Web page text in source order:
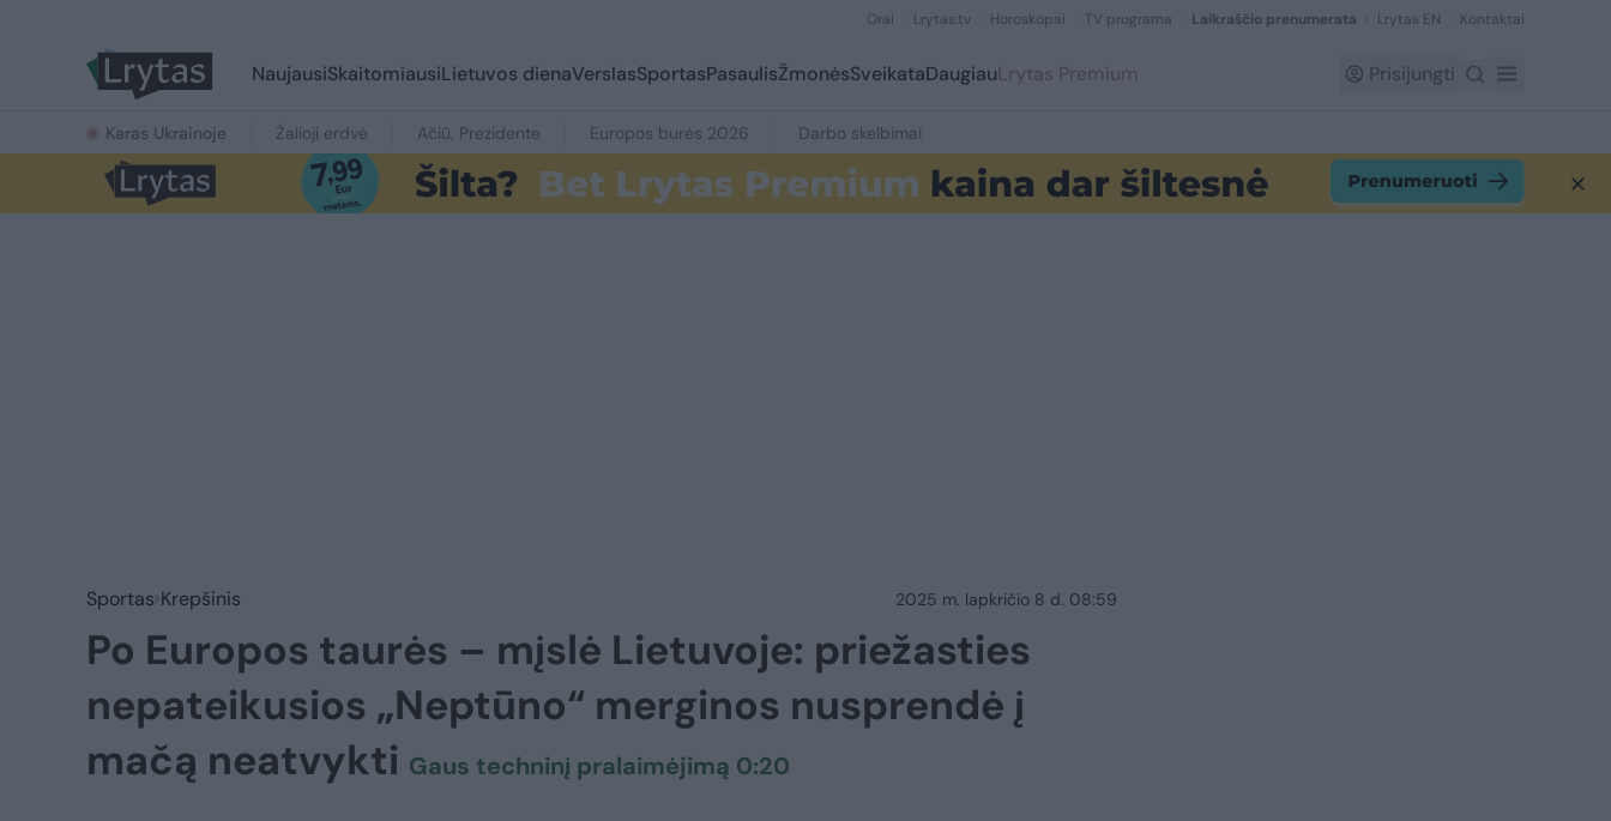
Orai Lrytas.tv Horoskopai TV programa Laikraščio prenumerata Lrytas EN Kontaktai
NaujausiSkaitomiausiLietuvos dienaVerslasSportasPasaulisŽmonėsSveikataDaugiauLrytas Premium Prisijungti
Karas Ukrainoje Žalioji erdvė Ačiū, Prezidente Europos burės 2026 Darbo skelbimai
Sportas Krepšinis 2025 m. lapkričio 8 d. 08:59
Po Europos taurės – mįslė Lietuvoje: priežasties
nepateikusios „Neptūno“ merginos nusprendė į
mačą neatvykti Gaus techninį pralaimėjimą 0:20